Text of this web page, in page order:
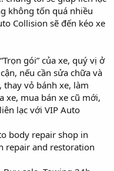
không tốn quá nhiều
Collision sẽ đến kéo xe
gói” của xe, quý vị ở
nếu cần sửa chữa và
vỏ bánh xe, làm
xe, mua bán xe cũ mới,
lạc với VIP Auto
body repair shop in
repair and restoration